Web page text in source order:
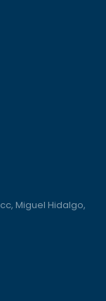
Miguel Hidalgo,